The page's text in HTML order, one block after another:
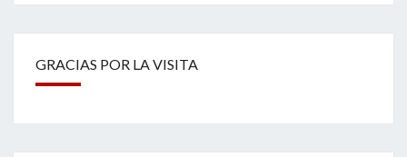
GRACIAS POR LA VISITA